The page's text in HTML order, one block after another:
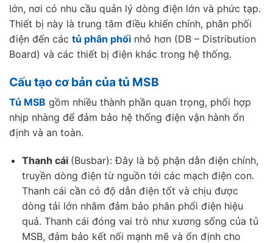
lớn, nơi có nhu cầu quản lý dòng điện lớn và phức tạp.
Thiết bị này là trung tâm điều khiển chính, phân phối
điện đến các tủ phân phối nhỏ hơn (DB – Distribution
Board) và các thiết bị điện khác trong hệ thống.
Cấu tạo cơ bản của tủ MSB
Tủ MSB gồm nhiều thành phần quan trọng, phối hợp
nhịp nhàng để đảm bảo hệ thống điện vận hành ổn
định và an toàn.
Thanh cái (Busbar): Đây là bộ phận dẫn điện chính,
truyền dòng điện từ nguồn tới các mạch điện con.
Thanh cái cần có độ dẫn điện tốt và chịu được
dòng tải lớn nhằm đảm bảo phân phối điện hiệu
quả. Thanh cái đóng vai trò như xương sống của tủ
MSB, đảm bảo kết nối mạnh mẽ và ổn định cho